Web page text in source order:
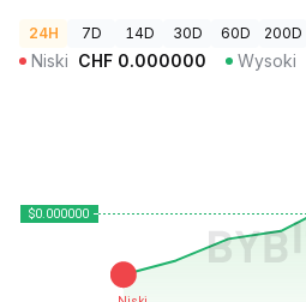
24H 7D 14D 30D 60D 200D
Niski CHF 0.000000 Wysoki